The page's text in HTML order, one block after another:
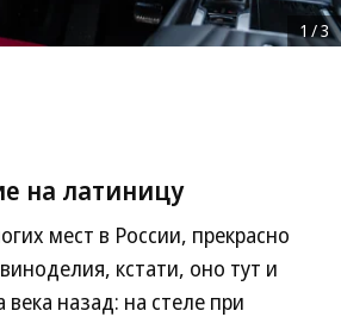
1 /3
на латиницу
мест в России, прекрасно
кстати, оно тут и
назад: на стеле при